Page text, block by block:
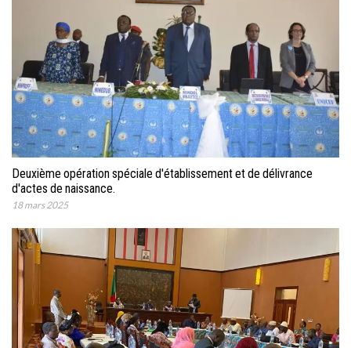
Deuxième opération spéciale d'établissement et de délivrance
d'actes de naissance.
18 mars 2025